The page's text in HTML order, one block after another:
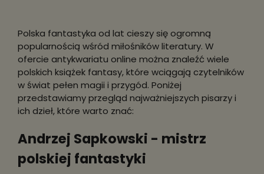
Polska fantastyka od lat cieszy się ogromną
popularnością wśród miłośników literatury. W
ofercie antykwariatu online można znaleźć wiele
polskich książek fantasy, które wciągają czytelników
w świat pełen magii i przygód. Poniżej
przedstawiamy przegląd najważniejszych pisarzy i
ich dzieł, które warto znać:
Andrzej Sapkowski - mistrz
polskiej fantastyki